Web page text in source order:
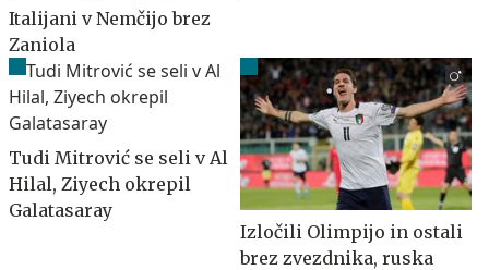
Italijani v Nemčijo brez
Zaniola
Tudi Mitrović se seli v Al
Hilal, Ziyech okrepil
Galatasaray
Izločili Olimpijo in ostali
brez zvezdnika, ruska